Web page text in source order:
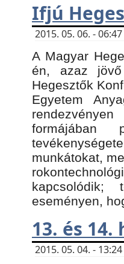
Ifjú
2015. 05. 06. -
A Magyar
én, azaz
Hegesztők
Egyetem
formájában
munkátokat,
eseményen,
13. és
2015. 05. 04. -